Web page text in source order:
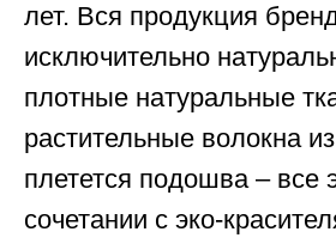
лет. Вся продукция
исключительно
плотные натуральные
растительные волокна
плетется подошва – все
сочетании с эко-